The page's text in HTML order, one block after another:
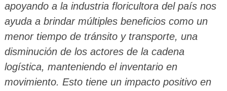
apoyando a la industria floricultora del país nos
ayuda a brindar múltiples beneficios como un
menor tiempo de tránsito y transporte, una
disminución de los actores de la cadena
logística, manteniendo el inventario en
movimiento. Esto tiene un impacto positivo en